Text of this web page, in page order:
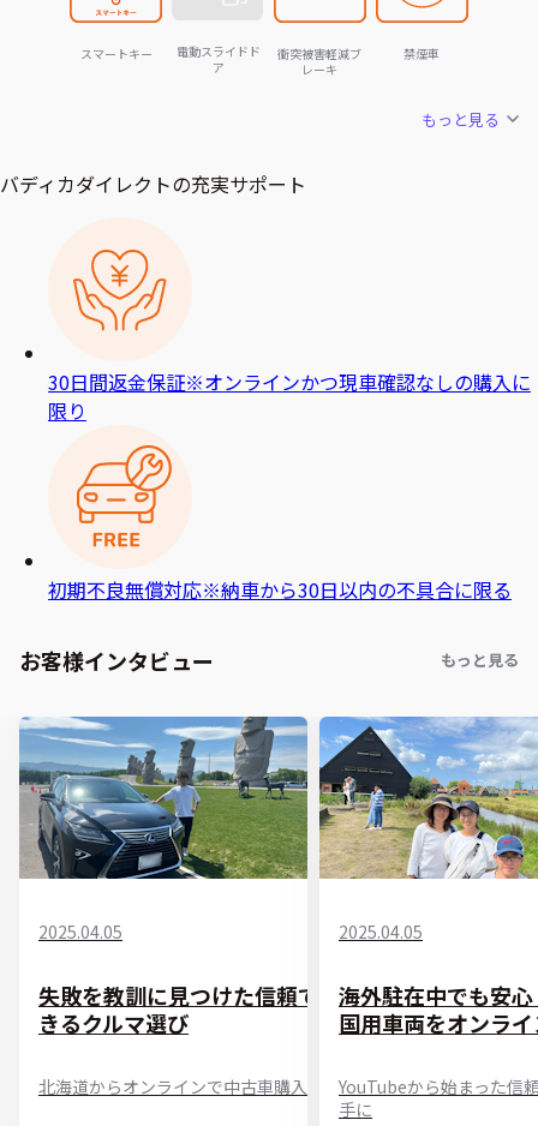
スマートキー
電動スライドド
ア
衝突被害軽減ブ
レーキ
禁煙車
もっと見る
バディカダイレクトの充実サポート
30日間返金保証※オンラインかつ現車確認なしの購入に
限り
初期不良無償対応※納車から30日以内の不具合に限る
お客様インタビュー もっと見る
2025.04.05
失敗を教訓に見つけた信頼で
きるクルマ選び
北海道からオンラインで中古車購入
2025.04.05
海外駐在中でも安
国用車両をオンラ
YouTubeから始まった信
手に